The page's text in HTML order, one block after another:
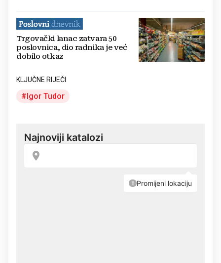
Trgovački lanac zatvara 50
poslovnica, dio radnika je već
dobilo otkaz
KLJUČNE RIJEČI
Igor Tudor